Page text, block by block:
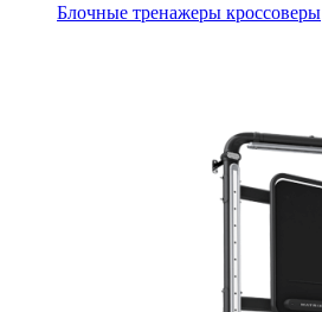
Блочные тренажеры кроссоверы